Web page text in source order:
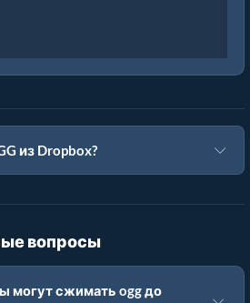
из Dropbox?
вопросы
могут сжимать ogg до